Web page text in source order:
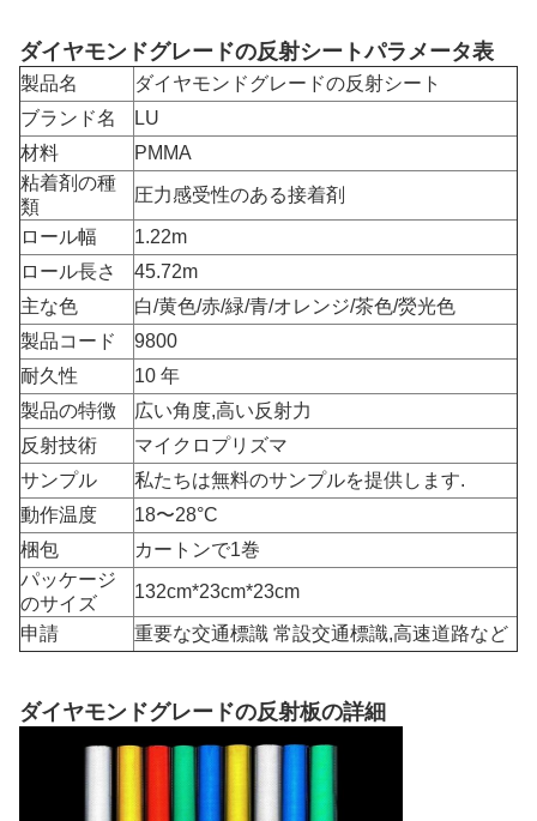
ダイヤモンドグレードの反射シートパラメータ表
製品名
ダイヤモンドグレードの反射シート
ブランド名
LU
材料
PMMA
粘着剤の種
類
圧力感受性のある接着剤
ロール幅
1.22m
ロール長さ
45.72m
主な色
白/黄色/赤/緑/青/オレンジ/茶色/熒光色
製品コード
9800
耐久性
10 年
製品の特徴
広い角度,高い反射力
反射技術
マイクロプリズマ
サンプル
私たちは無料のサンプルを提供します.
動作温度
18〜28°C
梱包
カートンで1巻
パッケージ
のサイズ
132cm*23cm*23cm
申請 重要な交通標識 常設交通標識,高速道路など
ダイヤモンドグレードの反射板の詳細